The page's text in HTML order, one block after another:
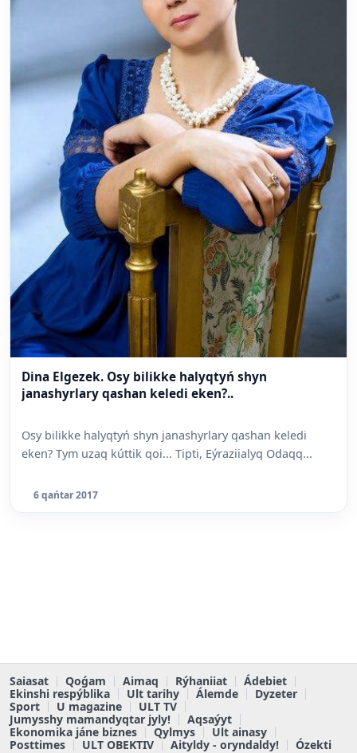
Dina Elgezek. Osy bilikke halyqtyń shyn
janashyrlary qashan keledi eken?..
Osy bilikke halyqtyń shyn janashyrlary qashan keledi
eken? Tym uzaq kúttik qoi... Tipti, Eýraziialyq Odaqq...
6 qańtar 2017
Saiasat Qoǵam Aimaq Rýhaniiat
Ádebiet
Ekinshi respýblika
Ult tarihy Álemde
Dyzeter
Sport
U magazine
ULT TV
Jumysshy mamandyqtar jyly!
Aqsaýyt
Ekonomika jáne biznes
Qylmys
Ult ainasy
Posttimes
ULT OBEKTIV Aityldy - oryndaldy! Ózekti